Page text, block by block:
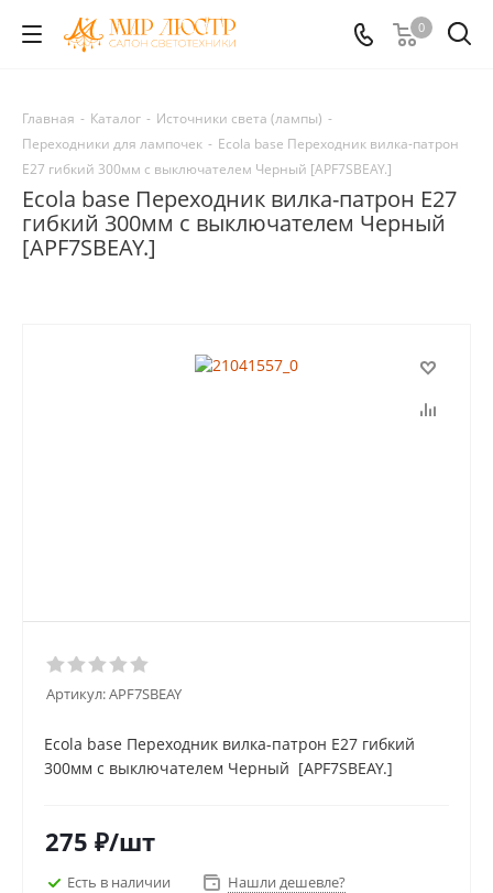
0
Главная - Каталог - Источники света (лампы) -
Переходники для лампочек - Ecola base Переходник вилка-патрон
E27 гибкий 300мм c выключателем Черный [APF7SBEAY.]
Ecola base Переходник вилка-патрон E27
гибкий 300мм c выключателем Черный
[APF7SBEAY.]
Артикул:APF7SBEAY
Ecola base Переходник вилка-патрон E27 гибкий
300мм c выключателем Черный [APF7SBEAY.]
275 ₽/шт
Есть в наличии Нашли дешевле?